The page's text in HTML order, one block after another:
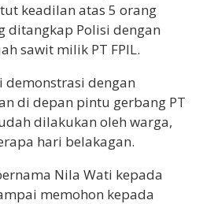
keadilan atas 5 orang
ditangkap Polisi dengan
sawit milik PT FPIL.
demonstrasi dengan
di depan pintu gerbang PT
dilakukan oleh warga,
hari belakagan.
Nila Wati kepada
memohon kepada